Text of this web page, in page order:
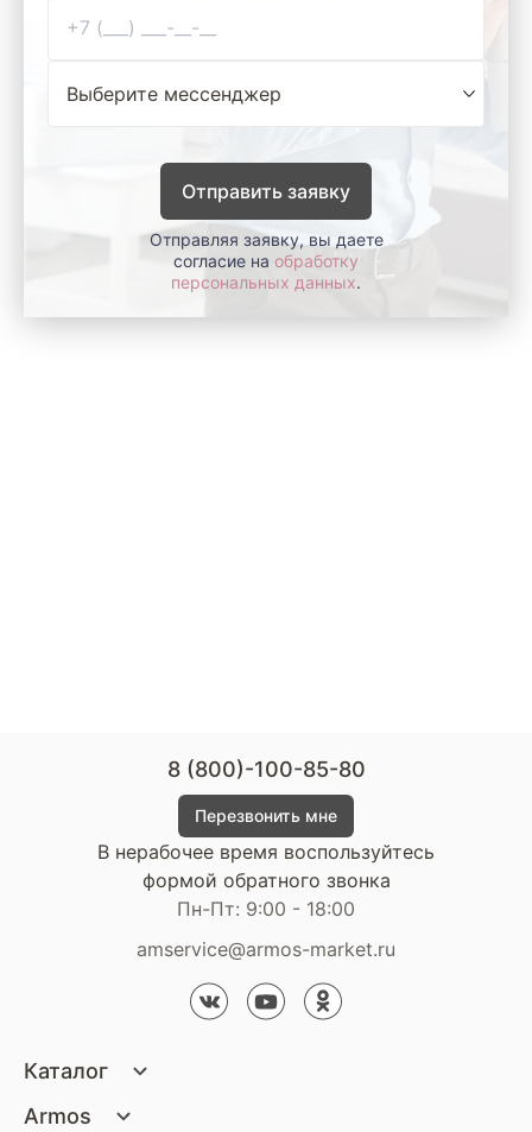
Отправить заявку
Отправляя заявку, вы даете
согласие на обработку
персональных данных.
Каталог
Armos
8 (800)-100-85-80
Перезвонить мне
В нерабочее время воспользуйтесь
формой обратного звонка
Пн-Пт: 9:00 - 18:00
amservice@armos-market.ru